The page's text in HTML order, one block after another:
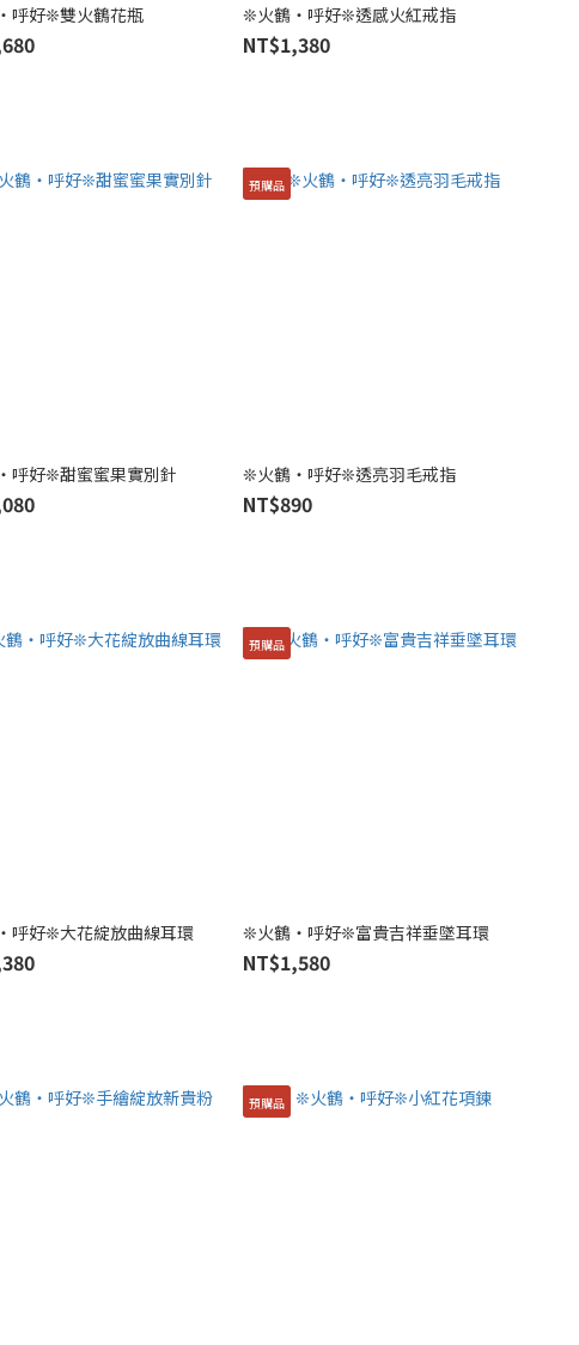
呼好❊雙火鶴花瓶 ❊火鶴・呼好❊透感火紅戒指
NT$1,380
呼好❊甜蜜蜜果實別針
預購品
❊火鶴・呼好❊透亮羽毛戒指
NT$890
呼好❊大花綻放曲線耳環
預購品
❊火鶴・呼好❊富貴吉祥垂墜耳環
NT$1,580
預購品